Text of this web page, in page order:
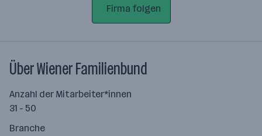
Firma folgen
Über Wiener Familienbund
Anzahl der Mitarbeiter*innen
31 - 50
Branche